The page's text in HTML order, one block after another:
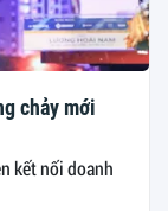
chảy mới
kết nối doanh